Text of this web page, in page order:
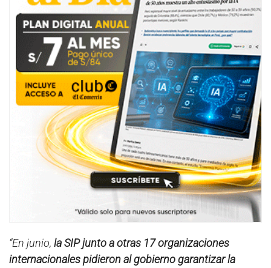
“En junio, la SIP junto a otras 17 organizaciones
internacionales pidieron al gobierno garantizar la